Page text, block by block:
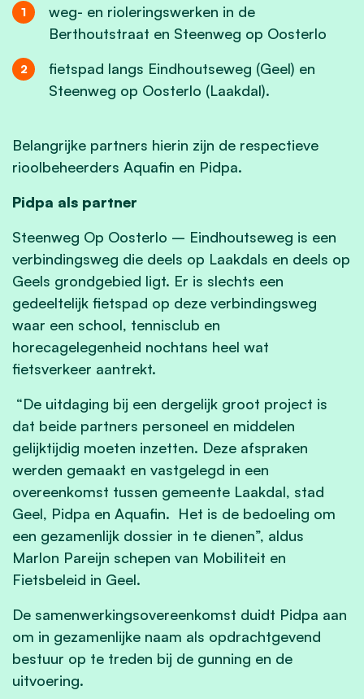
weg- en rioleringswerken in de
Berthoutstraat en Steenweg op Oosterlo
fietspad langs Eindhoutseweg (Geel) en
Steenweg op Oosterlo (Laakdal).
Belangrijke partners hierin zijn de respectieve
rioolbeheerders Aquafin en Pidpa.
Pidpa als partner
Steenweg Op Oosterlo – Eindhoutseweg is een
verbindingsweg die deels op Laakdals en deels op
Geels grondgebied ligt. Er is slechts een
gedeeltelijk fietspad op deze verbindingsweg
waar een school, tennisclub en
horecagelegenheid nochtans heel wat
fietsverkeer aantrekt.
“De uitdaging bij een dergelijk groot project is
dat beide partners personeel en middelen
gelijktijdig moeten inzetten. Deze afspraken
werden gemaakt en vastgelegd in een
overeenkomst tussen gemeente Laakdal, stad
Geel, Pidpa en Aquafin. Het is de bedoeling om
een gezamenlijk dossier in te dienen”, aldus
Marlon Pareijn schepen van Mobiliteit en
Fietsbeleid in Geel.
De samenwerkingsovereenkomst duidt Pidpa aan
om in gezamenlijke naam als opdrachtgevend
bestuur op te treden bij de gunning en de
uitvoering.